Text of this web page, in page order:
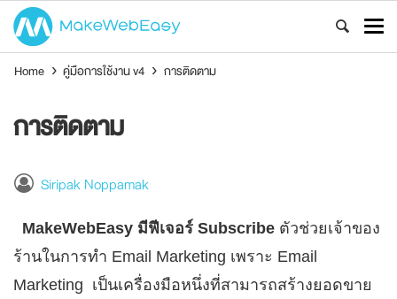
Home › คู่มือการใช้งาน v4 › การติดตาม
การติดตาม
Siripak Noppamak
MakeWebEasy มีฟีเจอร์ Subscribe ตัวช่วยเจ้าของ
ร้านในการทำ Email Marketing เพราะ Email
Marketing เป็นเครื่องมือหนึ่งที่สามารถสร้างยอดขาย